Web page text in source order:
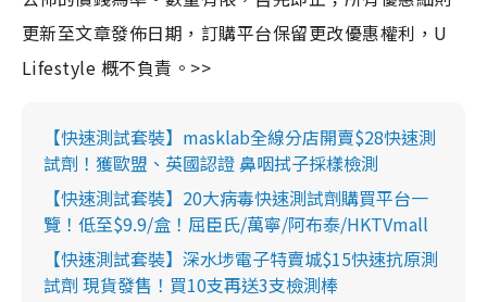
更新至文章發佈日期，訂購平台保留更改優惠權利，U
Lifestyle 概不負責。>>
【快速測試套裝】masklab全線分店開賣$28快速測
試劑！獲歐盟、英國認證 鼻咽拭子採樣檢測
【快速測試套裝】20大病毒快速測試劑購買平台一
覽！低至$9.9/盒！屈臣氏/萬寧/阿布泰/HKTVmall
【快速測試套裝】深水埗電子特賣城$15快速抗原測
試劑 現貨發售！買10支再送3支檢測棒